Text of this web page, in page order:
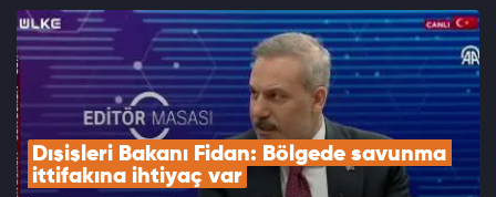
Dışişleri Bakanı Fidan: Bölgede savunma
ittifakına ihtiyaç var